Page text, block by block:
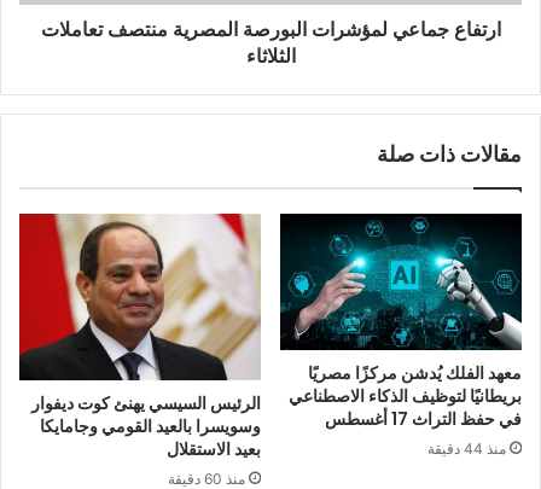
ارتفاع جماعي لمؤشرات البورصة المصرية منتصف تعاملات
الثلاثاء
مقالات ذات صلة
معهد الفلك يُدشن مركزًا مصريًا
بريطانيًا لتوظيف الذكاء الاصطناعي
في حفظ التراث 17 أغسطس
منذ 44 دقيقة
الرئيس السيسي يهنئ كوت ديفوار
وسويسرا بالعيد القومي وجامايكا
بعيد الاستقلال
منذ 60 دقيقة